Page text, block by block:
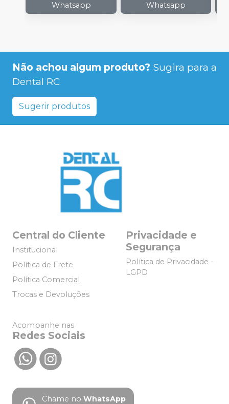
Whatsapp
Whatsapp
Não achou algum produto? Sugira para a
Dental RC
Sugerir produtos
Central do Cliente
Institucional
Política de Frete
Política Comercial
Trocas e Devoluções
Privacidade e
Segurança
Política de Privacidade -
LGPD
Acompanhe nas
Redes Sociais
Chame no WhatsApp